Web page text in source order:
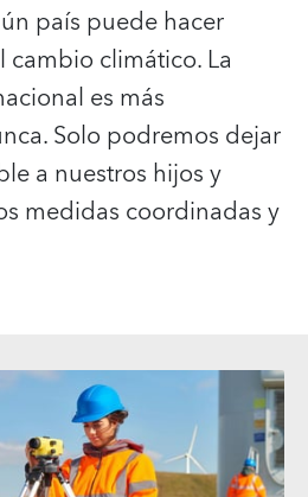
país puede hacer
climático. La
es más
Solo podremos dejar
a nuestros hijos y
medidas coordinadas y